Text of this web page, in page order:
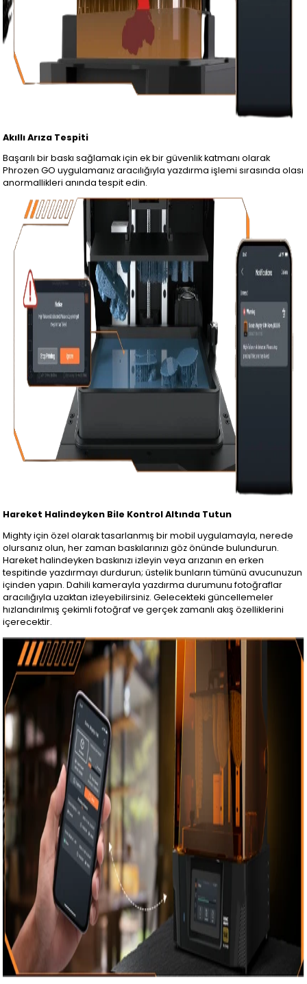
Akıllı Arıza Tespiti
Başarılı bir baskı sağlamak için ek bir güvenlik katmanı olarak
Phrozen GO uygulamanız aracılığıyla yazdırma işlemi sırasında olası
anormallikleri anında tespit edin.
Hareket Halindeyken Bile Kontrol Altında Tutun
Mighty için özel olarak tasarlanmış bir mobil uygulamayla, nerede
olursanız olun, her zaman baskılarınızı göz önünde bulundurun.
Hareket halindeyken baskınızı izleyin veya arızanın en erken
tespitinde yazdırmayı durdurun; üstelik bunların tümünü avucunuzun
içinden yapın. Dahili kamerayla yazdırma durumunu fotoğraflar
aracılığıyla uzaktan izleyebilirsiniz. Gelecekteki güncellemeler
hızlandırılmış çekimli fotoğraf ve gerçek zamanlı akış özelliklerini
içerecektir.